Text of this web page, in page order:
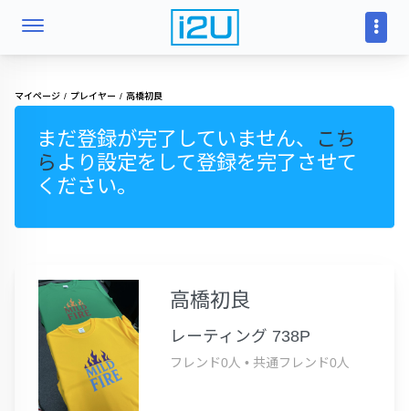
マイページ プレイヤー 高橋初良
まだ登録が完了していません、
こち
ら より設定をして登録を完了させて
ください。
高橋初良
レーティング 738P
フレンド0人 • 共通フレンド0人